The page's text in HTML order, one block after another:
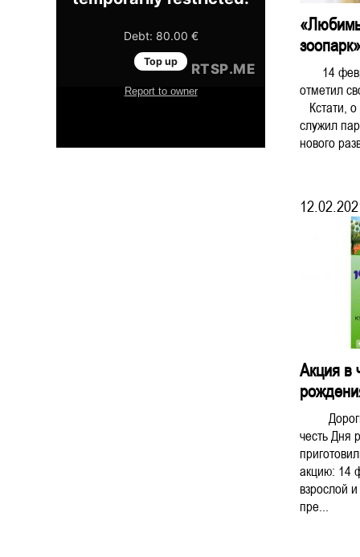
зоопарк»
14
отметил
Кстати,
служил
нового
Акция в
честь Дня
акцию: 14
взрослой
пре...